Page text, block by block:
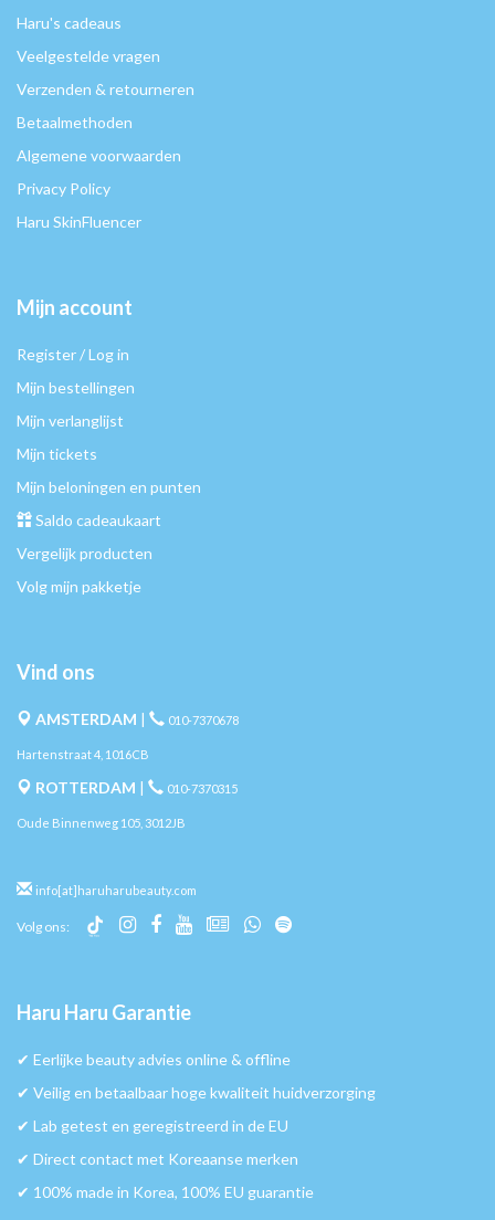
Haru's cadeaus
Veelgestelde vragen
Verzenden & retourneren
Betaalmethoden
Algemene voorwaarden
Privacy Policy
Haru SkinFluencer
Mijn account
Register / Log in
Mijn bestellingen
Mijn verlanglijst
Mijn tickets
Mijn beloningen en punten
Saldo cadeaukaart
Vergelijk producten
Volg mijn pakketje
Vind ons
AMSTERDAM | 010-7370678
Hartenstraat 4, 1016CB
ROTTERDAM | 010-7370315
Oude Binnenweg 105, 3012JB
info[at]haruharubeauty.com
Volg ons:
Haru Haru Garantie
✔︎ Eerlijke beauty advies online & offline
✔︎ Veilig en betaalbaar hoge kwaliteit huidverzorging
✔︎ Lab getest en geregistreerd in de EU
✔︎ Direct contact met Koreaanse merken
✔︎ 100% made in Korea, 100% EU guarantie